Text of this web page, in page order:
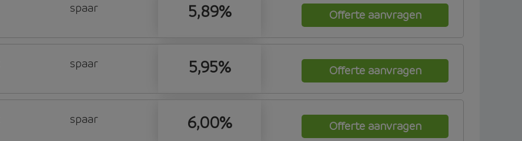
spaar 5,89% Offerte aanvragen
spaar 5,95% Offerte aanvragen
spaar 6,00% Offerte aanvragen